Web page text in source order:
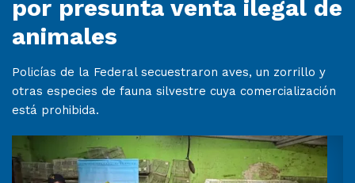
por presunta venta ilegal de
animales
Policías de la Federal secuestraron aves, un zorrillo y
otras especies de fauna silvestre cuya comercialización
está prohibida.